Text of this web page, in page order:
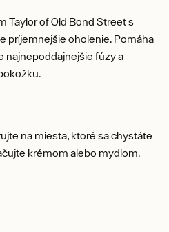
Taylor of Old Bond Street s
príjemnejšie oholenie. Pomáha
najnepoddajnejšie fúzy a
na miesta, ktoré sa chystáte
krémom alebo mydlom.